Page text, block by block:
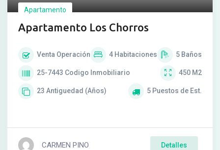
Apartamento
Apartamento Los Chorros
Venta Operación 4 Habitaciones 5 Baños
25-7443 Codigo Inmobiliario 450 M2
23 Antiguedad (Años) 5 Puestos de Est.
CARMEN PINO Detalles